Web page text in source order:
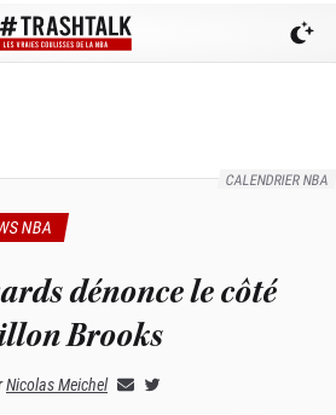
CALENDRIER NBA
NBA
dénonce le côté
Brooks
Nicolas Meichel